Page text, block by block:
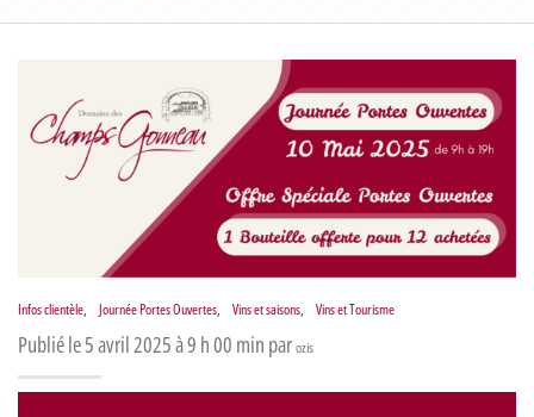
Infos clientèle, Journée Portes Ouvertes, Vins et saisons, Vins et Tourisme
Publié le 5 avril 2025 à 9 h 00 min parozis